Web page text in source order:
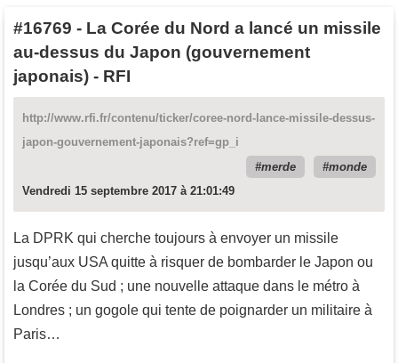
#16769 - La Corée du Nord a lancé un missile
au-dessus du Japon (gouvernement
japonais) - RFI
http://www.rfi.fr/contenu/ticker/coree-nord-lance-missile-dessus-
japon-gouvernement-japonais?ref=gp_i
merde
monde
Vendredi 15 septembre 2017 à 21:01:49
La DPRK qui cherche toujours à envoyer un missile
jusqu’aux USA quitte à risquer de bombarder le Japon ou
la Corée du Sud ; une nouvelle attaque dans le métro à
Londres ; un gogole qui tente de poignarder un militaire à
Paris…